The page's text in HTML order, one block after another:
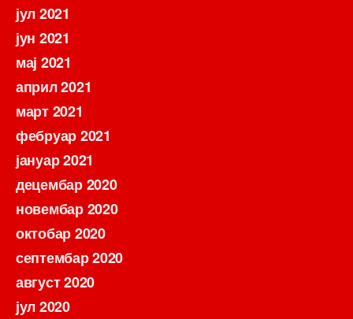
јул 2021
јун 2021
мај 2021
април 2021
март 2021
фебруар 2021
јануар 2021
децембар 2020
новембар 2020
октобар 2020
септембар 2020
август 2020
јул 2020